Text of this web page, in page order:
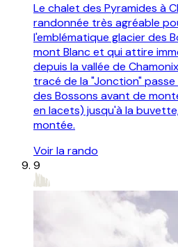
Le chalet des Pyramides à
randonnée très agréable
l'emblématique glacier des
mont Blanc et qui attire
depuis la vallée de
tracé de la "Jonction"
des Bossons avant de
en lacets) jusqu'à la
montée.
Voir la rando
9